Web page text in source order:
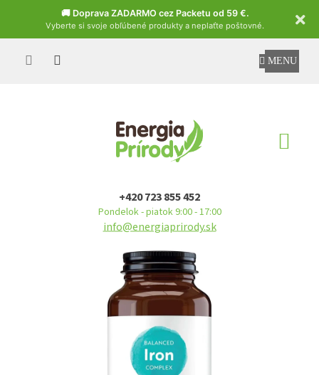
🚚 Doprava ZADARMO cez Packetu od 59 €.
Vyberte si svoje obľúbené produkty a neplaťte poštovné.
Czech
+420 723 855 452
Pondelok - piatok 9:00 - 17:00
info@energiaprirody.sk